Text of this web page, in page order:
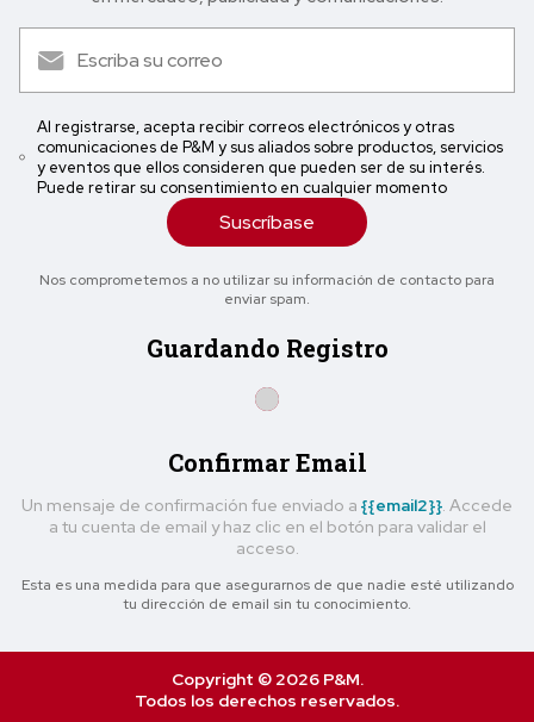
Al registrarse, acepta recibir correos electrónicos y otras
comunicaciones de P&M y sus aliados sobre productos, servicios
y eventos que ellos consideren que pueden ser de su interés.
Puede retirar su consentimiento en cualquier momento
Suscríbase
Nos comprometemos a no utilizar su información de contacto para
enviar spam.
Guardando Registro
Confirmar Email
Un mensaje de confirmación fue enviado a {{email2}} . Accede
a tu cuenta de email y haz clic en el botón para validar el
acceso.
Esta es una medida para que asegurarnos de que nadie esté utilizando
tu dirección de email sin tu conocimiento.
Copyright © 2026 P&M.
Todos los derechos reservados.